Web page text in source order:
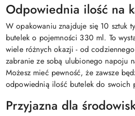
Odpowiednia ilość na
W opakowaniu znajduje się 10 sztuk
butelek o pojemności 330 ml. To
wiele różnych okazji - od
zabranie ze sobą ulubionego napoju
Możesz mieć pewność, że zawsze
odpowiednią ilość butelek do swoich
Przyjazna dla